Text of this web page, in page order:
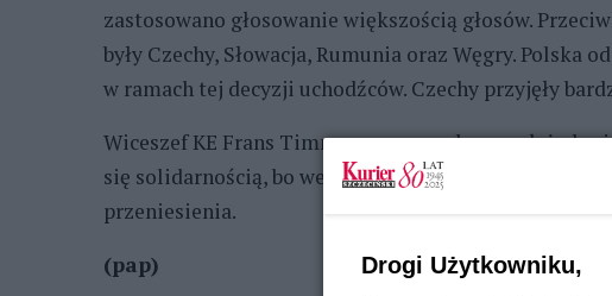
zastosowano głosowanie większością głosów.
były Czechy, Słowacja, Rumunia oraz Węgry. Polska
w ramach tej decyzji uchodźców. Czechy przyjęły
Wiceszef KE Frans Timmermans przekonywał, że
się solidarnością, bo we Włoszech i Grecji nadal są
przeniesienia.
(pap)
Drogi Użytkowniku,